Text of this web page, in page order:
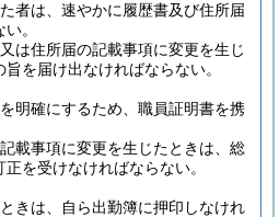
者は、速やかに履歴書及び住所届
。
は住所届の記載事項に変更を生じ
を届け出なければならない。
明確にするため、職員証明書を携
載事項に変更を生じたときは、総
を受けなければならない。
きは、自ら出勤簿に押印しなけれ